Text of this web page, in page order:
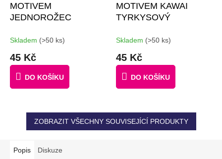
MOTIVEM
JEDNOROŽEC
Skladem (>50 ks)
45 Kč
DO KOŠÍKU
MOTIVEM KAWAI
TYRKYSOVÝ
Skladem (>50 ks)
45 Kč
DO KOŠÍKU
ZOBRAZIT VŠECHNY SOUVISEJÍCÍ PRODUKTY
Popis Diskuze